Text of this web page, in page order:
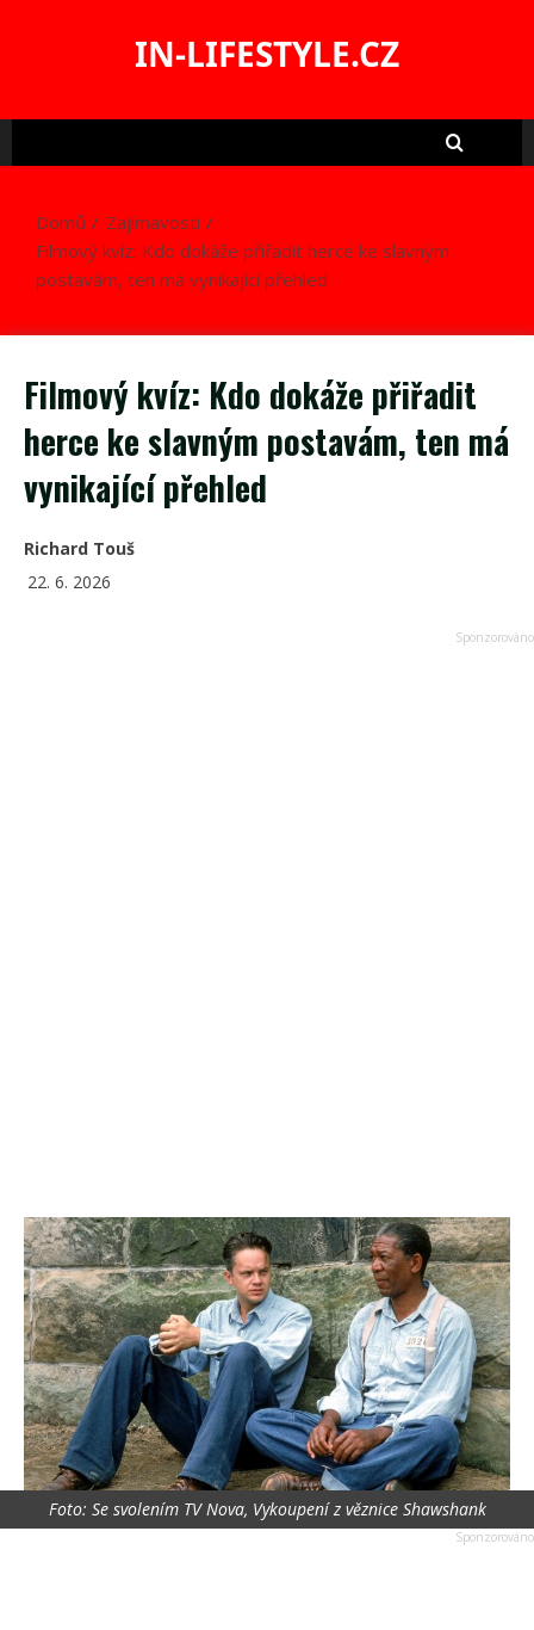
IN-LIFESTYLE.CZ
Domů
Zajímavosti
Filmový kvíz: Kdo dokáže přiřadit herce ke slavným
postavám, ten má vynikající přehled
Filmový kvíz: Kdo dokáže přiřadit
herce ke slavným postavám, ten má
vynikající přehled
Richard Touš
22. 6. 2026
Foto: Se svolením TV Nova, Vykoupení z věznice Shawshank